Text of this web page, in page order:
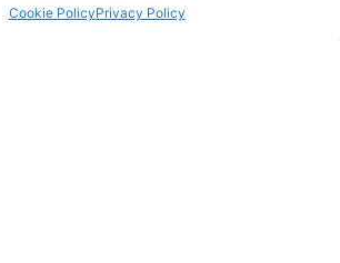
Cookie PolicyPrivacy Policy